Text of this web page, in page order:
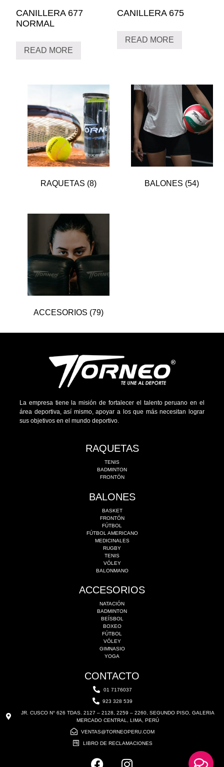
CANILLERA 677
NORMAL
READ MORE
CANILLERA 675
READ MORE
RAQUETAS (8) BALONES (54)
ACCESORIOS (79)
La empresa tiene la misión de fortalecer el talento peruano en el
área deportiva, así mismo, apoyar a los que más necesitan lograr
sus objetivos en el mundo deportivo.
RAQUETAS
TENIS
BADMINTON
FRONTÓN
BALONES
BASKET
FRONTÓN
FÚTBOL
FÚTBOL AMERICANO
MEDICINALES
RUGBY
TENIS
VÓLEY
BALONMANO
ACCESORIOS
NATACIÓN
BADMINTON
BEÍSBOL
BOXEO
FÚTBOL
VÓLEY
GIMNASIO
YOGA
CONTACTO
01 7176037
923 328 539
JR. CUSCO N° 626 TDAS. 2127 – 2128, 2259 – 2260, SEGUNDO PISO, GALERIA
MERCADO CENTRAL, LIMA, PERÚ
VENTAS@TORNEOPERU.COM
LIBRO DE RECLAMACIONES